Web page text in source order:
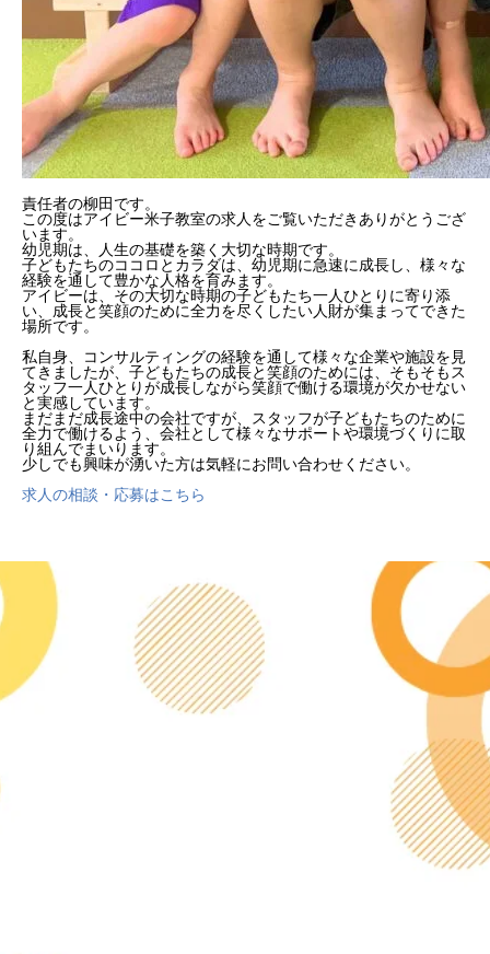
責任者の柳田です。
この度はアイビー米子教室の求人をご覧いただきありがとうござ
います。
幼児期は、人生の基礎を築く大切な時期です。
子どもたちのココロとカラダは、幼児期に急速に成長し、様々な
経験を通して豊かな人格を育みます。
アイビーは、その大切な時期の子どもたち一人ひとりに寄り添
い、成長と笑顔のために全力を尽くしたい人財が集まってできた
場所です。
私自身、コンサルティングの経験を通して様々な企業や施設を見
てきましたが、子どもたちの成長と笑顔のためには、そもそもス
タッフ一人ひとりが成長しながら笑顔で働ける環境が欠かせない
と実感しています。
まだまだ成長途中の会社ですが、スタッフが子どもたちのために
全力で働けるよう、会社として様々なサポートや環境づくりに取
り組んでまいります。
少しでも興味が湧いた方は気軽にお問い合わせください。
求人の相談・応募はこちら